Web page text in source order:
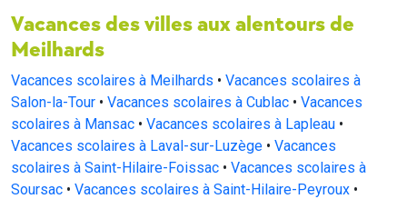
Vacances des villes aux alentours de
Meilhards
Vacances scolaires à Meilhards • Vacances scolaires à
Salon-la-Tour • Vacances scolaires à Cublac • Vacances
scolaires à Mansac • Vacances scolaires à Lapleau •
Vacances scolaires à Laval-sur-Luzège • Vacances
scolaires à Saint-Hilaire-Foissac • Vacances scolaires à
Soursac • Vacances scolaires à Saint-Hilaire-Peyroux •